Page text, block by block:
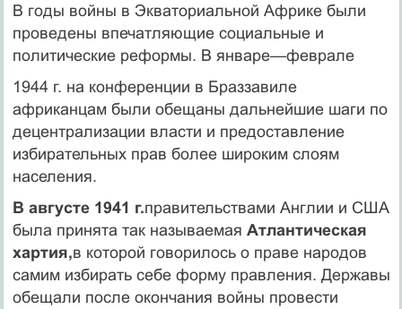
В годы войны в Экваториальной Африке были
проведены впечат­ляющие социальные и
политические реформы. В январе—феврале
1944 г. на конференции в Браззавиле
африканцам были обещаны дальнейшие шаги по
децентрализации власти и предоставление
избирательных прав более широким слоям
населения.
В августе 1941 г.правительствами Англии и США
была принята так называемая Атлантическая
хартия,в которой говорилось о праве наро­дов
самим избирать себе форму правления. Державы
обещали после окончания войны провести